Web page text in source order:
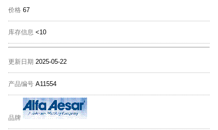
价格 67
库存信息 <10
更新日期 2025-05-22
产品编号 A11554
品牌